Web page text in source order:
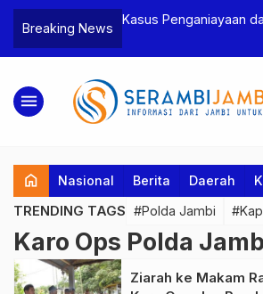
Breaking News
Bea Cukai
Pelaku beserta
dan 146 Gram
Kasus Penganiayaan
Tebo Tetapkan Dua
menu
home Nasional Berita Daerah
TRENDING TAGS #Polda Jambi
Karo Ops Polda
Ziarah ke Makam